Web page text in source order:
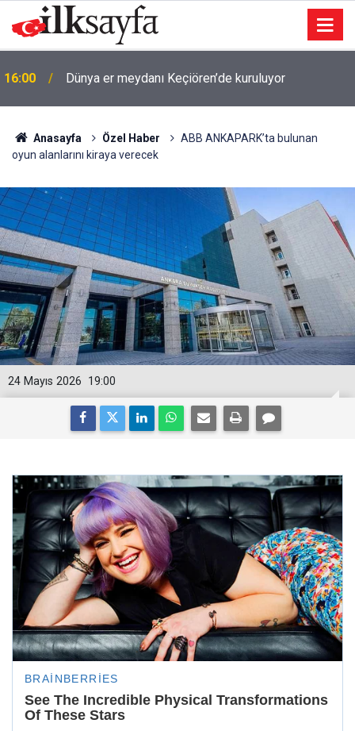
16:00 Dünya er meydanı Keçiören’de kuruluyor
Anasayfa Özel Haber
ABB ANKAPARK’ta bulunan
oyun alanlarını kiraya verecek
19:00
24 Mayıs 2026